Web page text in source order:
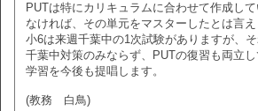
PUTは特にカリキュラムに合わせて作成し
なければ、その単元をマスターしたとは言え
小6は来週千葉中の1次試験がありますが、
千葉中対策のみならず、PUTの復習も両立
学習を今後も提唱します。
(教務 白鳥)